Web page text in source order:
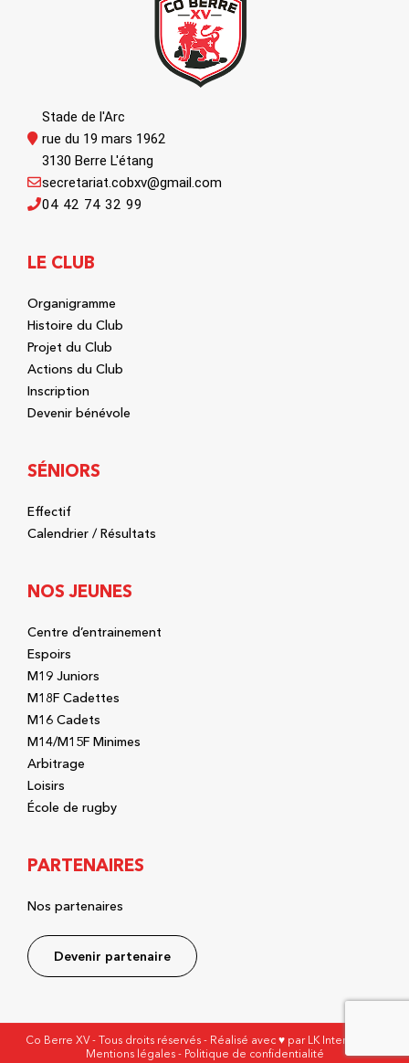
Stade de l'Arc
rue du 19 mars 1962
3130 Berre L'étang
04 42 74 32 99
secretariat.cobxv@gmail.com
LE CLUB
Organigramme
Histoire du Club
Projet du Club
Actions du Club
Inscription
Devenir bénévole
SÉNIORS
Effectif
Calendrier / Résultats
NOS JEUNES
Centre d’entrainement
Espoirs
M19 Juniors
M18F Cadettes
M16 Cadets
M14/M15F Minimes
Arbitrage
Loisirs
École de rugby
PARTENAIRES
Nos partenaires
Devenir partenaire
Co Berre XV - Tous droits réservés - Réalisé avec ♥ par LK Interactive
Mentions légales- Politique de confidentialité